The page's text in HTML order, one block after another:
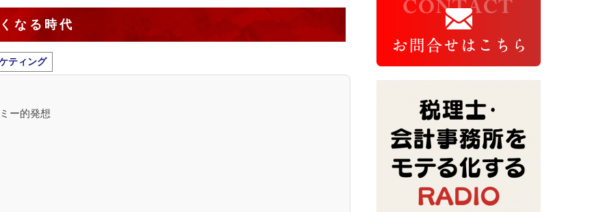
なる時代
ティング
ー的発想